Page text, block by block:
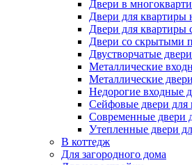
Двери в
Двери для квартиры
Двери для
Двери со скрытыми
Двустворчатые
Металлические
Металлические
Недорогие входные
Сейфовые двери для
Современные двери
Утепленные двери
В коттедж
Для загородного дома